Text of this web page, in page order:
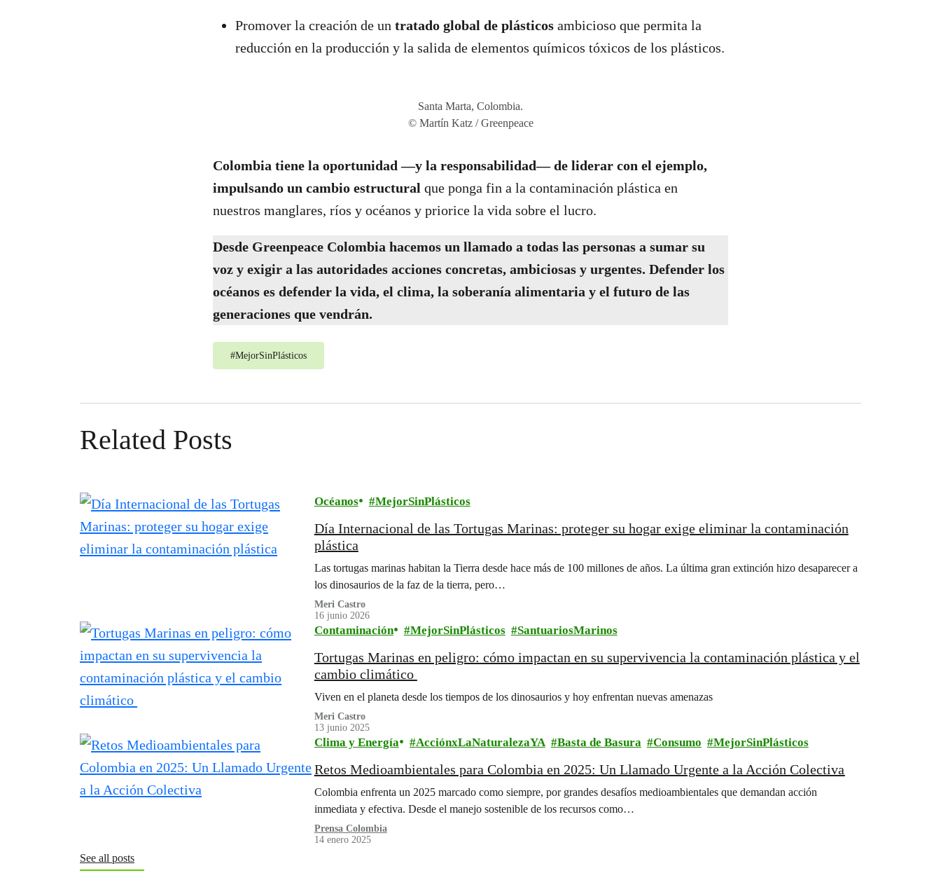
Promover la creación de un tratado global de plásticos ambicioso que permita la
reducción en la producción y la salida de elementos químicos tóxicos de los plásticos.
Santa Marta, Colombia.
© Martín Katz / Greenpeace
Colombia tiene la oportunidad —y la responsabilidad— de liderar con el ejemplo,
impulsando un cambio estructural que ponga fin a la contaminación plástica en
nuestros manglares, ríos y océanos y priorice la vida sobre el lucro.
Desde Greenpeace Colombia hacemos un llamado a todas las personas a sumar su
voz y exigir a las autoridades acciones concretas, ambiciosas y urgentes. Defender los
océanos es defender la vida, el clima, la soberanía alimentaria y el futuro de las
generaciones que vendrán.
#MejorSinPlásticos
Related Posts
Océanos MejorSinPlásticos
Día Internacional de las Tortugas Marinas: proteger su hogar exige eliminar la contaminación
plástica
Las tortugas marinas habitan la Tierra desde hace más de 100 millones de años. La última gran extinción hizo desaparecer a
los dinosaurios de la faz de la tierra, pero…
Meri Castro
16 junio 2026
Contaminación MejorSinPlásticos SantuariosMarinos
Tortugas Marinas en peligro: cómo impactan en su supervivencia la contaminación plástica y el
cambio climático
Viven en el planeta desde los tiempos de los dinosaurios y hoy enfrentan nuevas amenazas
Meri Castro
13 junio 2025
Clima y Energía AcciónxLaNaturalezaYA Basta de Basura Consumo MejorSinPlásticos
Retos Medioambientales para Colombia en 2025: Un Llamado Urgente a la Acción Colectiva
Colombia enfrenta un 2025 marcado como siempre, por grandes desafíos medioambientales que demandan acción
inmediata y efectiva. Desde el manejo sostenible de los recursos como…
Prensa Colombia
14 enero 2025
See all posts